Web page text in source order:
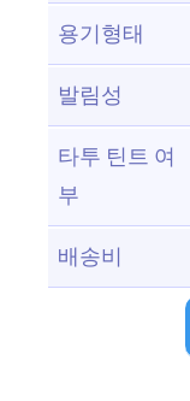
용기형태
발림성
타투 틴트 여
부
배송비